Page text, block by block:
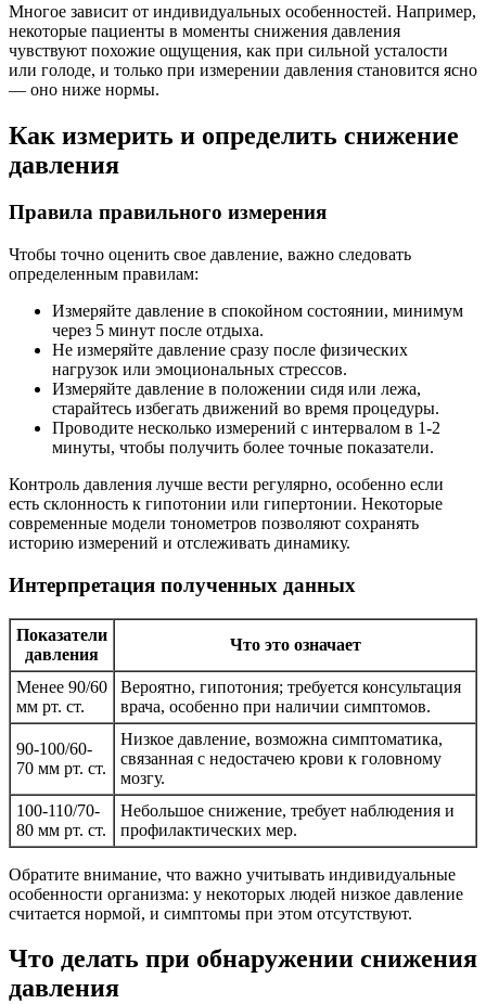
Многое зависит от индивидуальных особенностей. Например,
некоторые пациенты в моменты снижения давления
чувствуют похожие ощущения, как при сильной усталости
или голоде, и только при измерении давления становится ясно
— оно ниже нормы.
Как измерить и определить снижение
давления
Правила правильного измерения
Чтобы точно оценить свое давление, важно следовать
определенным правилам:
Измеряйте давление в спокойном состоянии, минимум
через 5 минут после отдыха.
Не измеряйте давление сразу после физических
нагрузок или эмоциональных стрессов.
Измеряйте давление в положении сидя или лежа,
старайтесь избегать движений во время процедуры.
Проводите несколько измерений с интервалом в 1-2
минуты, чтобы получить более точные показатели.
Контроль давления лучше вести регулярно, особенно если
есть склонность к гипотонии или гипертонии. Некоторые
современные модели тонометров позволяют сохранять
историю измерений и отслеживать динамику.
Интерпретация полученных данных
Показатели
давления
Что это означает
Менее 90/60
мм рт. ст.
Вероятно, гипотония; требуется консультация
врача, особенно при наличии симптомов.
90-100/60-
70 мм рт. ст.
Низкое давление, возможна симптоматика,
связанная с недостачею крови к головному
мозгу.
100-110/70-
80 мм рт. ст.
Небольшое снижение, требует наблюдения и
профилактических мер.
Обратите внимание, что важно учитывать индивидуальные
особенности организма: у некоторых людей низкое давление
считается нормой, и симптомы при этом отсутствуют.
Что делать при обнаружении снижения
давления